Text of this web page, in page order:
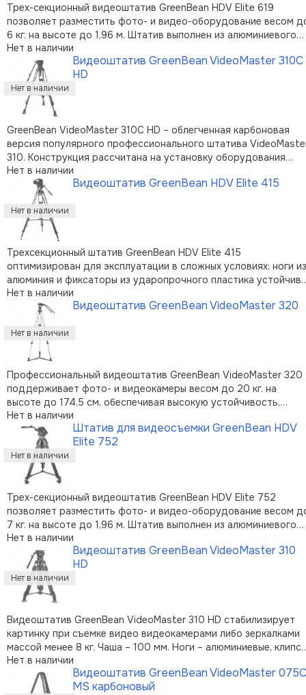
Трех-секционный видеоштатив GreenBean HDV Elite 619
позволяет разместить фото- и видео-оборудование весом
6 кг. на высоте до 1,96 м. Штатив выполнен из алюминиевого
сплава и оснащен средней растяжкой для повышения
устойчивости. Резьбовые фиксаторы ног с крестообразными
рукоятками повышают удобс …
Нет в наличии
Видеоштатив GreenBean VideoMaster 310C
HD
GreenBean VideoMaster 310C HD – облегченная карбоновая
версия популярного профессионального штатива
310. Конструкция рассчитана на установку оборудования
весом до 8 кг и сохранила все достоинства старшей модели.
При этом она весит меньше 6 кг, что особенно существенно
для работы за пр …
Нет в наличии
Видеоштатив GreenBean HDV Elite 415
Трехсекционный штатив GreenBean HDV Elite 415
оптимизирован для эксплуатации в сложных условиях: ноги из
алюминия и фиксаторы из ударопрочного пластика
к влаге и низкой температуре, а средняя растяжка придает
модели дополнительную жесткость конструкции. Штатив
поддерживает съемочное обор …
Нет в наличии
Видеоштатив GreenBean VideoMaster 320
Профессиональный видеоштатив GreenBean VideoMaster 320
поддерживает фото- и видеокамеры весом до 20 кг. на
высоте до 174,5 см, обеспечивая высокую устойчивость,
полное гашение вибраций и высокое качество съемки. Трех-
секционные ноги штатива выполнены из алюминиевого сплава
винтовыми металлически …
Нет в наличии
Штатив для видеосъемки GreenBean HDV
Elite 752
Трех-секционный видеоштатив GreenBean HDV Elite 752
позволяет разместить фото- и видео-оборудование весом
7 кг. на высоте до 1,96 м. Штатив выполнен из алюминиевого
сплава и оснащен верхней растяжкой для повышения
устойчивости. Резьбовые фиксаторы ног с крестообразными
рукоятками повышают удобс …
Нет в наличии
Видеоштатив GreenBean VideoMaster 310
HD
Видеоштатив GreenBean VideoMaster 310 HD стабилизирует
картинку при съемке видео видеокамерами либо зеркалками
массой менее 8 кг. Чаша – 100 мм. Ноги – алюминиевые,
зажимой секций – пластиковые. Ослабьте клипсы зажимов – и
штатив готов к работе. Съемную алюминиево-магниевую
головку с жидко …
Нет в наличии
Видеоштатив GreenBean VideoMaster 075C
MS карбоновый